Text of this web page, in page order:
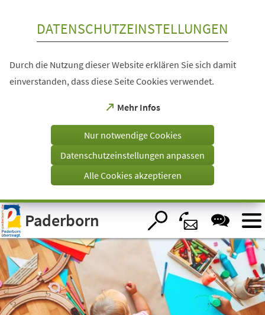
Visuelle
Assistenzsoftware
öffnen.
DATENSCHUTZEINSTELLUNGEN
Durch die Nutzung dieser Website erklären Sie sich damit
einverstanden, dass diese Seite Cookies verwendet.
Mehr Infos
(Öffnet
einem
Tab)
Nur notwendige Cookies
Datenschutzeinstellungen anpassen
Alle Cookies akzeptieren
Paderborn